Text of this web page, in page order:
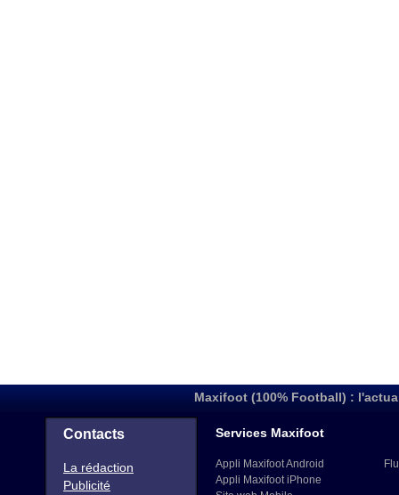
Maxifoot (100% Football) :
Contacts
La rédaction
Publicité
Services Maxifoot
Appli Maxifoot Android
Appli Maxifoot iPhone